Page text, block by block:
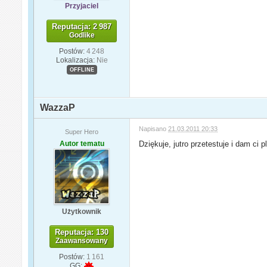
Przyjaciel
Reputacja: 2 987
Godlike
Postów: 4 248
Lokalizacja: Nie
OFFLINE
WazzaP
Super Hero
Autor tematu
Użytkownik
Reputacja: 130
Zaawansowany
Postów: 1 161
Napisano 21.03.2011 20:33
Dziękuje, jutro przetestuje i dam ci